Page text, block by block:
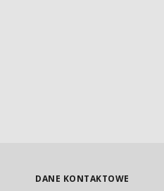
DANE KONTAKTOWE